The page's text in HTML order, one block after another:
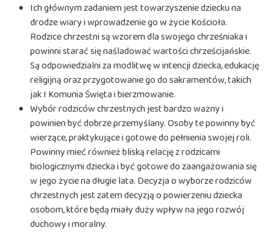
Ich głównym zadaniem jest towarzyszenie dziecku na
drodze wiary i wprowadzenie go w życie Kościoła.
Rodzice chrzestni są wzorem dla swojego chrześniaka i
powinni starać się naśladować wartości chrześcijańskie.
Są odpowiedzialni za modlitwę w intencji dziecka, edukację
religijną oraz przygotowanie go do sakramentów, takich
jak I Komunia Święta i bierzmowanie.
Wybór rodziców chrzestnych jest bardzo ważny i
powinien być dobrze przemyślany. Osoby te powinny być
wierzące, praktykujące i gotowe do pełnienia swojej roli.
Powinny mieć również bliską relację z rodzicami
biologicznymi dziecka i być gotowe do zaangażowania się
w jego życie na długie lata. Decyzja o wyborze rodziców
chrzestnych jest zatem decyzją o powierzeniu dziecka
osobom, które będą miały duży wpływ na jego rozwój
duchowy i moralny.